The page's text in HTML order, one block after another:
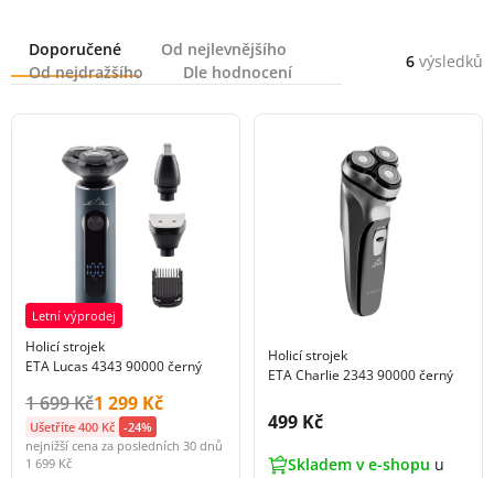
Řazení
Doporučené
Od nejlevnějšího
Od nejdražšího
Dle hodnocení
6 výsledků
Letní výprodej
Holicí strojek
ETA Lucas 4343 90000 černý
Původní cena s DPH:
1 699 KčCena s DPH:
1 299 Kč
Ušetříte 400 Kč -24%
nejnižší cena za posledních 30 dnů
1 699 Kč
Holicí strojek
ETA Charlie 2343 90000 černý
Cena s DPH:
499 Kč
Skladem v e-shopu u